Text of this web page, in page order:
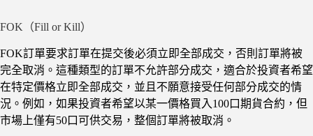
FOK（Fill or Kill）
FOK訂單要求訂單在提交後必須立即全部成交，否則訂單將被
完全取消。這種類型的訂單不允許部分成交，適合於投資者希望
在特定價格立即全部成交，並且不願意接受任何部分成交的情
況。例如，如果投資者希望以某一價格買入100口期貨合約，但
市場上僅有50口可供交易，整個訂單將被取消。